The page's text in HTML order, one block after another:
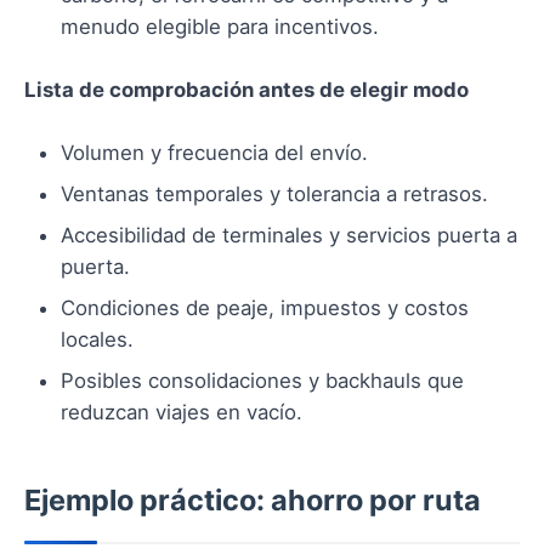
menudo elegible para incentivos.
Lista de comprobación antes de elegir modo
Volumen y frecuencia del envío.
Ventanas temporales y tolerancia a retrasos.
Accesibilidad de terminales y servicios puerta a
puerta.
Condiciones de peaje, impuestos y costos
locales.
Posibles consolidaciones y backhauls que
reduzcan viajes en vacío.
Ejemplo práctico: ahorro por ruta